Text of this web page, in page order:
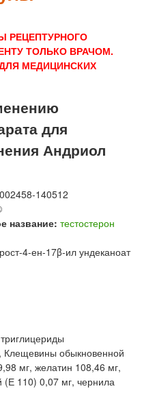
РЕЦЕПТУРНОГО
ТОЛЬКО ВРАЧОМ.
МЕДИЦИНСКИХ
для
Андриол
140512
название: тестостерон
4-ен-17β-ил ундеканоат
Клещевины обыкновенной
мг, желатин 108,46 мг,
(Е 110) 0,07 мг, чернила